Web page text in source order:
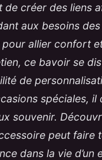
de créer des liens
aux besoins
pour allier confort
ce bavoir se
de
spéciales, il
souvenir.
peut faire
dans la vie d’un